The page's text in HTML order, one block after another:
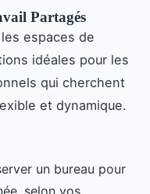
Partagés
espaces de
idéales pour les
qui cherchent
et dynamique.
un bureau pour